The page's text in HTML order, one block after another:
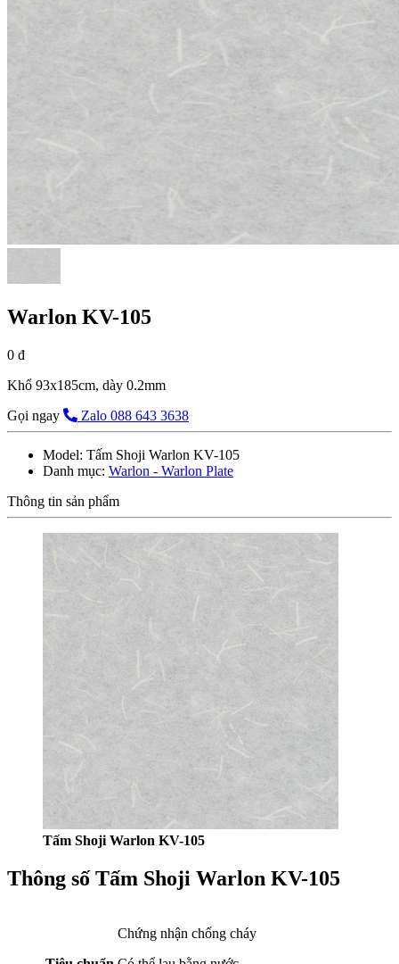
Warlon KV-105
0 đ
Khổ 93x185cm, dày 0.2mm
Gọi ngay
Zalo 088 643 3638
Model: Tấm Shoji Warlon KV-105
Danh mục: Warlon - Warlon Plate
Thông tin sản phẩm
Tấm Shoji Warlon KV-105
Thông số Tấm Shoji Warlon KV-105
Chứng nhận chống cháy